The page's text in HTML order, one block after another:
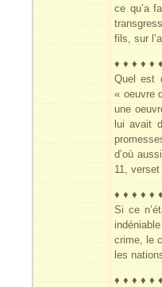
ce qu’a
fils, sur
♦ ♦ ♦ ♦ ♦
Quel est
« oeuvre
une
lui avait
d’où
11, verset
♦ ♦ ♦ ♦ ♦
Si ce
crime, le
les
♦ ♦ ♦ ♦ ♦